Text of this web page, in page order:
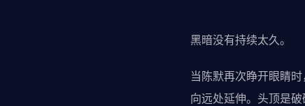
黑暗没有持续太久。
当陈默再次睁开眼睛
向远处延伸。头顶是